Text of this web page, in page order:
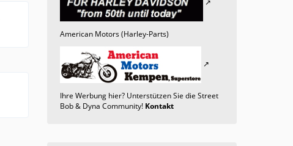
American Motors (Harley-Parts)
Ihre Werbung hier? Unterstützen Sie die Street
Bob & Dyna Community! Kontakt